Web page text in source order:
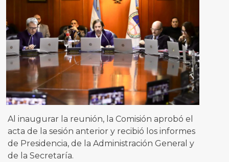
Al inaugurar la reunión, la Comisión aprobó el
acta de la sesión anterior y recibió los informes
de Presidencia, de la Administración General y
de la Secretaría.